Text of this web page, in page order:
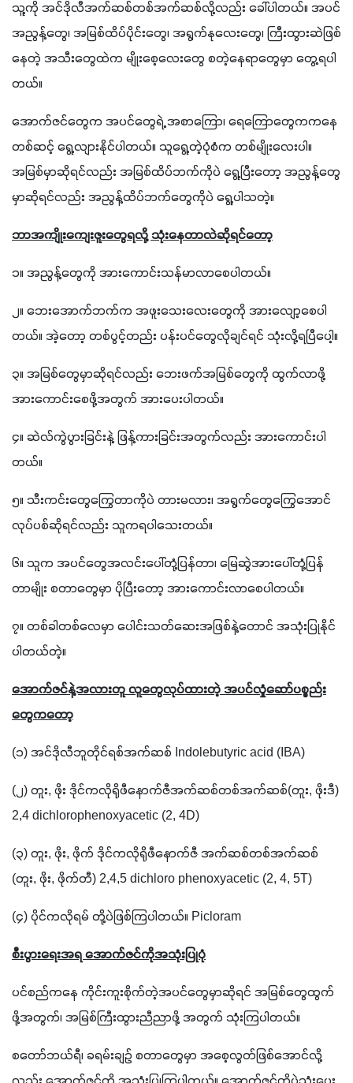
သူ့ကို အင်ဒိုလီအက်ဆစ်တစ်အက်ဆစ်လို့လည်း ခေါ်ပါတယ်။ အပင်
အညွန့်တွေ၊ အမြစ်ထိပ်ပိုင်းတွေ၊ အရွက်နုလေးတွေ၊ ကြီးထွားဆဲဖြစ်
နေတဲ့ အသီးတွေထဲက မျိုးစေ့လေးတွေ စတဲ့နေရာတွေမှာ တွေ့ရပါ
တယ်။
အောက်ဇင်တွေက အပင်တွေရဲ့ အစာကြော၊ ရေကြောတွေကကနေ
တစ်ဆင့် ရွေ့လျားနိုင်ပါတယ်။ သူရွေ့တဲ့ပုံစံက တစ်မျိုးလေးပါ။
အမြစ်မှာဆိုရင်လည်း အမြစ်ထိပ်ဘက်ကိုပဲ ရွေ့ပြီးတော့ အညွန့်တွေ
မှာဆိုရင်လည်း အညွန့်ထိပ်ဘက်တွေကိုပဲ ရွေ့ပါသတဲ့။
ဘာအကျိုးကျေးဇူးတွေရလို့ သုံးနေတာလဲဆိုရင်တော့
၁။ အညွန့်တွေကို အားကောင်းသန်မာလာစေပါတယ်။
၂။ ဘေးအောက်ဘက်က အဖူးသေးလေးတွေကို အားလျော့စေပါ
တယ်။ အဲ့တော့ တစ်ပွင့်တည်း ပန်းပင်တွေလိုချင်ရင် သုံးလို့ရပြီပေါ့။
၃။ အမြစ်တွေမှာဆိုရင်လည်း ဘေးဖက်အမြစ်တွေကို ထွက်လာဖို့
အားကောင်းစေဖို့အတွက် အားပေးပါတယ်။
၄။ ဆဲလ်ကွဲပွားခြင်းနဲ့ ဖြန့်ကားခြင်းအတွက်လည်း အားကောင်းပါ
တယ်။
၅။ သီးကင်းတွေကြွေတာကိုပဲ တားမလား၊ အရွက်တွေကြွေအောင်
လုပ်ပစ်ဆိုရင်လည်း သူကရပါသေးတယ်။
၆။ သူက အပင်တွေအလင်းပေါ်တုံ့ပြန်တာ၊ မြေဆွဲအားပေါ်တုံ့ပြန်
တာမျိုး စတာတွေမှာ ပိုပြီးတော့ အားကောင်းလာစေပါတယ်။
၇။ တစ်ခါတစ်လေမှာ ပေါင်းသတ်ဆေးအဖြစ်နဲ့တောင် အသုံးပြုနိုင်
ပါတယ်တဲ့။
အောက်ဇင်နဲ့အလားတူ လူတွေလုပ်ထားတဲ့ အပင်လှုံဆော်ပစ္စည်း
တွေကတော့
(၁) အင်ဒိုလီဘူတိုင်ရစ်အက်ဆစ် Indolebutyric acid (IBA)
(၂) တူး, ဖိုး ဒိုင်ကလိုရိုဖီနောက်ဇီအက်ဆစ်တစ်အက်ဆစ်(တူး, ဖိုးဒီ)
2,4 dichlorophenoxyacetic (2, 4D)
(၃) တူး, ဖိုး, ဖိုက် ဒိုင်ကလိုရိုဖီနောက်ဇီ အက်ဆစ်တစ်အက်ဆစ်
(တူး, ဖိုး, ဖိုက်တီ) 2,4,5 dichloro phenoxyacetic (2, 4, 5T)
(၄) ပိုင်ကလိုရမ် တို့ပဲဖြစ်ကြပါတယ်။ Picloram
စီးပွားရေးအရ အောက်ဇင်ကိုအသုံးပြုပုံ
ပင်စည်ကနေ ကိုင်းကူးစိုက်တဲ့အပင်တွေမှာဆိုရင် အမြစ်တွေထွက်
ဖို့အတွက်၊ အမြစ်ကြီးထွားညီညာဖို့ အတွက် သုံးကြပါတယ်။
စတော်ဘယ်ရီ၊ ခရမ်းချဉ် စတာတွေမှာ အစေ့လွတ်ဖြစ်အောင်လို့